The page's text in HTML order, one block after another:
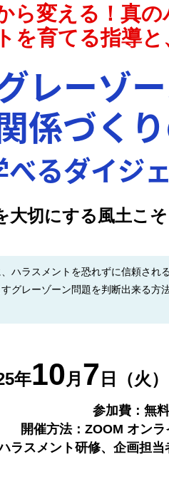
ら変える！真
を育てる指導
レーゾ
係づく
べるダイジ
切にする風土こ
ハラスメントを恐れずに信頼され
すグレーゾーン問題を判断出来る
年10月 7 日（火）
参加費：無料
開催方法：ZOOM オン
ラスメント研修、企画担当